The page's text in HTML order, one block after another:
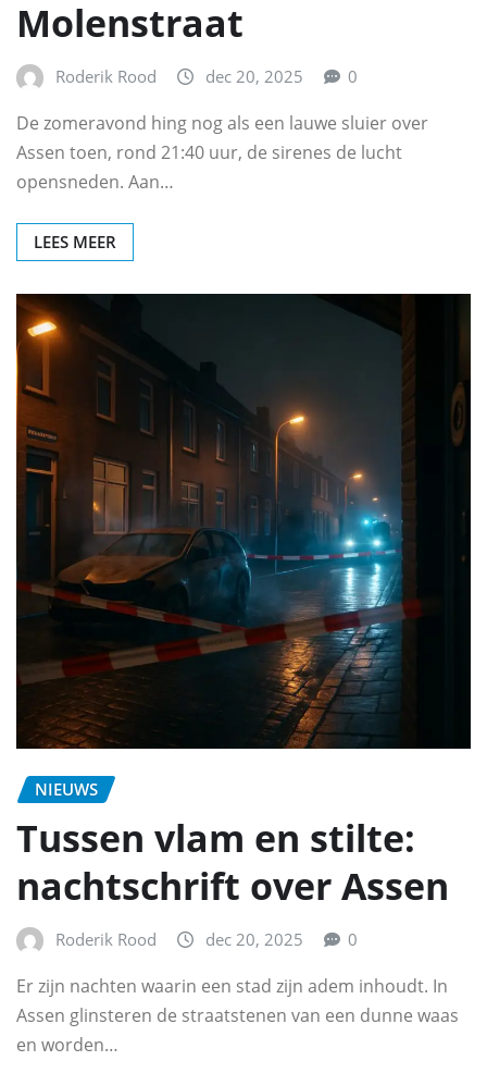
Molenstraat
Roderik Rood dec 20, 2025 0
De zomeravond hing nog als een lauwe sluier over
Assen toen, rond 21:40 uur, de sirenes de lucht
opensneden. Aan…
LEES MEER
NIEUWS
Tussen vlam en stilte:
nachtschrift over Assen
Roderik Rood dec 20, 2025 0
Er zijn nachten waarin een stad zijn adem inhoudt. In
Assen glinsteren de straatstenen van een dunne waas
en worden…